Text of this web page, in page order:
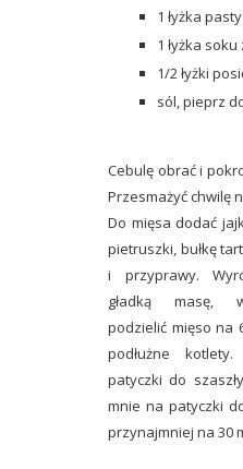
1 łyżka
1 łyżka
1/2 łyżki
sól, pieprz
Cebulę obrać i
Przesmażyć chwilę
Do mięsa dodać
pietruszki, bułkę
i przyprawy.
gładką masę,
podzielić mięso na
podłużne
patyczki do
mnie na patyczki
przynajmniej na 30